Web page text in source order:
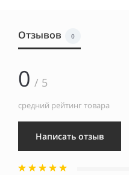
Отзывов 0
0 / 5
средний рейтинг товара
Написать отзыв